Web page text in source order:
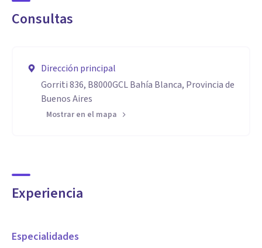
comportamiento o conducta; el estrés, la depresión, la baja
autoestima y los conflictos interpersonales.
¡Contáctame hoy para programar tu primera sesión!
Atiendo de manera presencial en la ciudad de Bahía Blanca.
Consultas
Dirección principal
Gorriti 836, B8000GCL Bahía Blanca, Provincia de
Buenos Aires
Mostrar en el mapa
Experiencia
Especialidades